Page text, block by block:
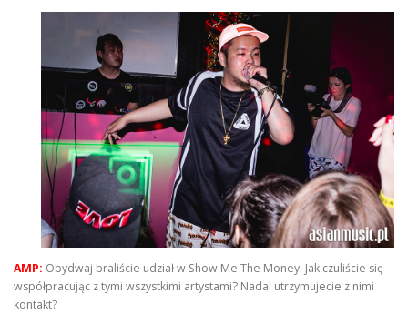
AMP: Obydwaj braliście udział w Show Me The Money. Jak czuliście się
współpracując z tymi wszystkimi artystami? Nadal utrzymujecie z nimi
kontakt?